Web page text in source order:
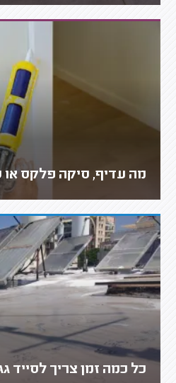
מה עדיף, סיקה פלקס או
כל כמה זמן צריך לסייד